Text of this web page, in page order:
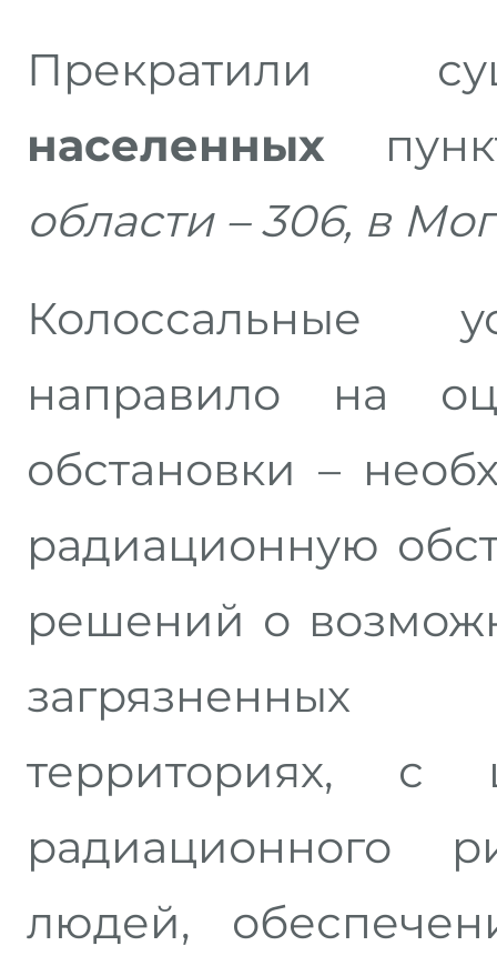
Прекратили
населенных
области – 306, в
Колоссальные
направило на
обстановки –
радиационную
решений о
загрязненных
территориях,
радиационного
людей,